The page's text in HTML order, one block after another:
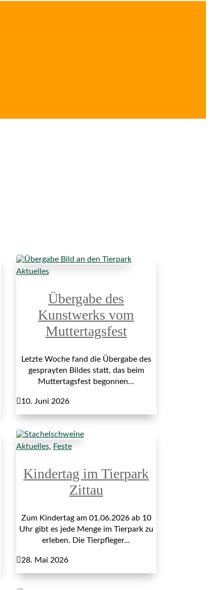
Aktuelles
Übergabe des
Kunstwerks vom
Muttertagsfest
Letzte Woche fand die Übergabe des
gesprayten Bildes statt, das beim
Muttertagsfest begonnen...
10. Juni 2026
Aktuelles, Feste
Kindertag im Tierpark
Zittau
Zum Kindertag am 01.06.2026 ab 10
Uhr gibt es jede Menge im Tierpark zu
erleben. Die Tierpfleger...
28. Mai 2026